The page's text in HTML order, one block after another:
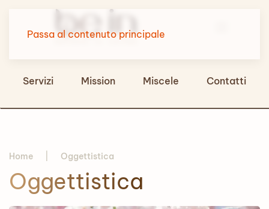
Passa al contenuto principale
Servizi Mission Miscele Contatti
Home Oggettistica
Oggettistica